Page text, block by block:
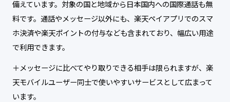
備えています。対象の国と地域から日本国内への国際通話も無
料です。通話やメッセージ以外にも、楽天ペイアプリでのスマ
ホ決済や楽天ポイントの付与なども含まれており、幅広い用途
で利用できます。
＋メッセージに比べてやり取りできる相手は限られますが、楽
天モバイルユーザー同士で使いやすいサービスとして広まって
います。